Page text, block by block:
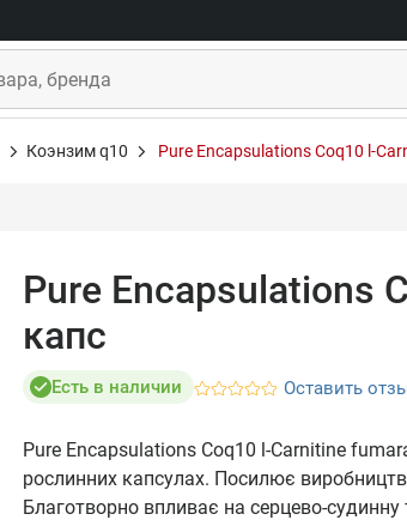
Коэнзим q10 Pure Encapsulations Coq10 l-
Pure Encapsulations
капс
Есть в наличии Оставить
Pure Encapsulations Coq10 l-Carnitine
рослинних капсулах. Посилює
Благотворно впливає на серцево-судинну